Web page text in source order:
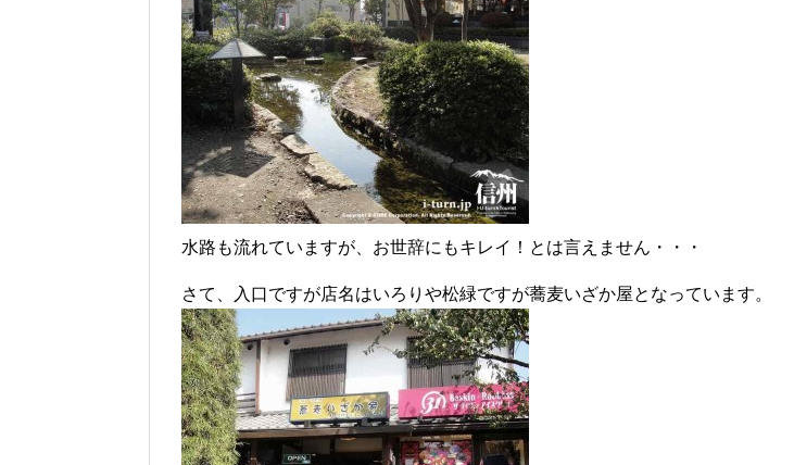
水路も流れていますが、お世辞にもキレイ！とは言えません・・・
さて、入口ですが店名はいろりや松緑ですが蕎麦いざか屋となっています。